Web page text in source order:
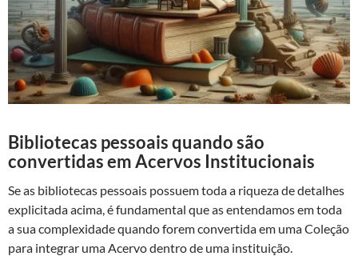
Bibliotecas pessoais quando são
convertidas em Acervos Institucionais
Se as bibliotecas pessoais possuem toda a riqueza de detalhes
explicitada acima, é fundamental que as entendamos em toda
a sua complexidade quando forem convertida em uma Coleção
para integrar uma Acervo dentro de uma instituição.